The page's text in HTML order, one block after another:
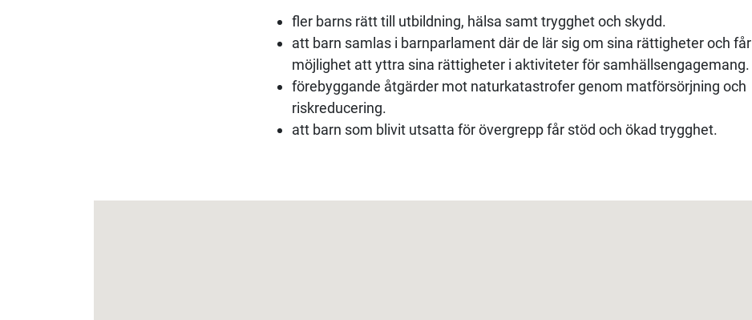
fler barns rätt till utbildning, hälsa samt trygghet och skydd.
att barn samlas i barnparlament där de lär sig om sina rättigheter och får
möjlighet att yttra sina rättigheter i aktiviteter för samhällsengagemang.
förebyggande åtgärder mot naturkatastrofer genom matförsörjning och
riskreducering.
att barn som blivit utsatta för övergrepp får stöd och ökad trygghet.